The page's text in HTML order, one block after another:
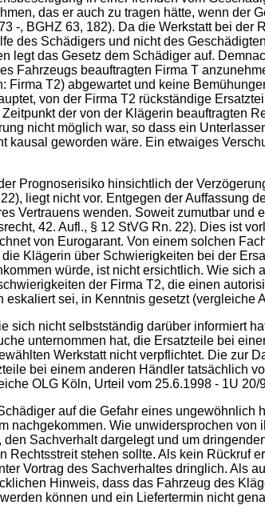
das er auch zu tragen hätte, wenn der
-, BGHZ 63, 182). Da die Werkstatt bei
des Schädigers und nicht des
legt das Gesetz dem Schädiger auf.
Fahrzeugs beauftragten Firma T
T2) abgewartet und keine
von der Firma T2 rückständige
der von der Klägerin beauftragten
nicht möglich war, so dass ein
geworden wäre. Ein etwaiges
Prognoserisiko hinsichtlich der
liegt nicht vor. Entgegen der Auffassung
Vertrauens wenden. Soweit zumutbar
42. Aufl., § 12 StVG Rn. 22). Dies ist
von Eurogarant. Von einem solchen
Klägerin über Schwierigkeiten bei der
würde, ist nicht ersichtlich. Wie
der Firma T2, die einen
sei, in Kenntnis gesetzt (vergleiche
nicht selbstständig darüber informiert
unternommen hat, die Ersatzteile bei
Werkstatt nicht verpflichtet. Die zur
bei einem anderen Händler tatsächlich
OLG Köln, Urteil vom 25.6.1998 - 1U 20/
auf die Gefahr eines ungewöhnlich
nachgekommen. Wie unwidersprochen
Sachverhalt dargelegt und um
stehen sollte. Als kein Rückruf
Vortrag des Sachverhaltes dringlich. Als
Hinweis, dass das Fahrzeug des
können und ein Liefertermin nicht